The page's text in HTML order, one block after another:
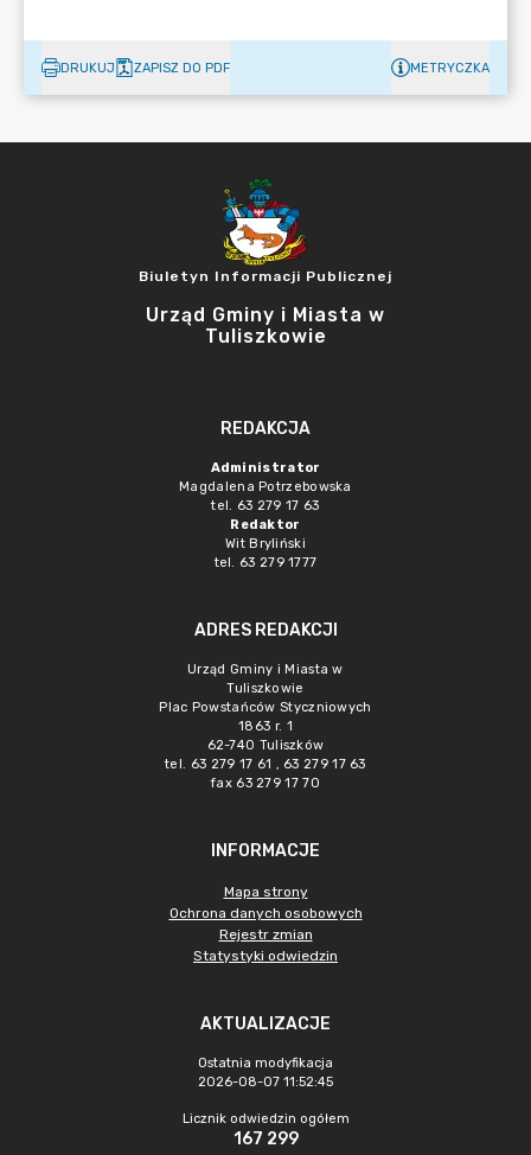
DRUKUJ ZAPISZ DO PDF METRYCZKA
Biuletyn Informacji Publicznej
Urząd Gminy i Miasta w
Tuliszkowie
REDAKCJA
Administrator
Magdalena Potrzebowska
tel. 63 279 17 63
Redaktor
Wit Bryliński
tel. 63 279 1777
ADRES REDAKCJI
Urząd Gminy i Miasta w
Tuliszkowie
Plac Powstańców Styczniowych
1863 r. 1
62-740 Tuliszków
tel. 63 279 17 61 , 63 279 17 63
fax 63 279 17 70
INFORMACJE
Mapa strony
Ochrona danych osobowych
Rejestr zmian
Statystyki odwiedzin
AKTUALIZACJE
Ostatnia modyfikacja
2026-08-07 11:52:45
Licznik odwiedzin ogółem
167 299